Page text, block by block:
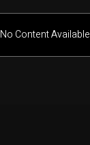
No Content Available